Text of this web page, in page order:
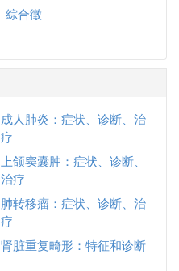
綜合徵
成人肺炎：症状、诊断、治
疗
上颌窦囊肿：症状、诊断、
治疗
肺转移瘤：症状、诊断、治
疗
肾脏重复畸形：特征和诊断